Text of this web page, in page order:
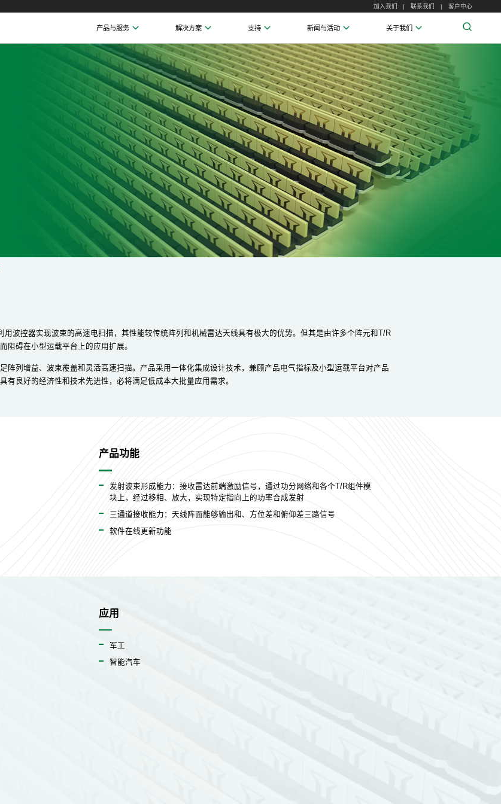
加入我们 联系我们 客户中心
产品与服务 解决方案 支持 新闻与活动 关于我们
波控器实现波束的高速电扫描，其性能较传统阵列和机械雷达天线具有极大的优势。但其是由许多个阵元和T/R
阻碍在小型运载平台上的应用扩展。
阵列增益、波束覆盖和灵活高速扫描。产品采用一体化集成设计技术，兼顾产品电气指标及小型运载平台对产品
良好的经济性和技术先进性，必将满足低成本大批量应用需求。
产品功能
发射波束形成能力：接收雷达前端激励信号，通过功分网络和各个T/R组件模
块上，经过移相、放大，实现特定指向上的功率合成发射
三通道接收能力：天线阵面能够输出和、方位差和俯仰差三路信号
软件在线更新功能
应用
军工
智能汽车